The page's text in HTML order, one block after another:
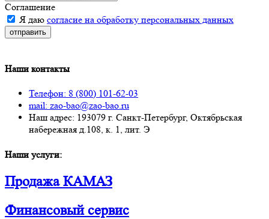
Соглашение
Я даю согласие на обработку персональных данных
отправить
Наши контакты
Телефон: 8 (800) 101-62-03
mail: zao-bao@zao-bao.ru
Наш адрес: 193079 г. Санкт-Петербург, Октябрьская
набережная д.108, к. 1, лит. Э
Наши услуги:
Продажа КАМАЗ
Финансовый сервис